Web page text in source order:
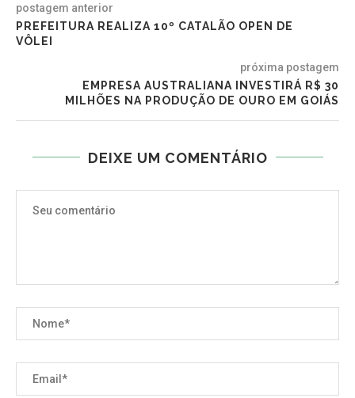
postagem anterior
PREFEITURA REALIZA 10º CATALÃO OPEN DE
VÔLEI
próxima postagem
EMPRESA AUSTRALIANA INVESTIRÁ R$ 30
MILHÕES NA PRODUÇÃO DE OURO EM GOIÁS
DEIXE UM COMENTÁRIO